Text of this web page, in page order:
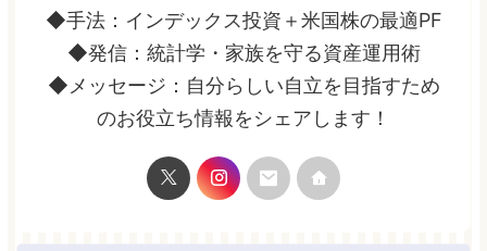
◆手法：インデックス投資＋米国株の最適PF
◆発信：統計学・家族を守る資産運用術
◆メッセージ：自分らしい自立を目指すため
のお役立ち情報をシェアします！